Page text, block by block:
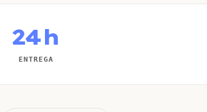
24h
ENTREGA